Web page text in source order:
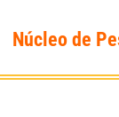
Núcleo de